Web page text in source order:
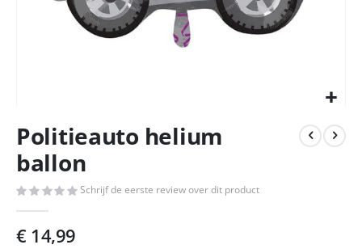
naar
het
begin
de
afbeeldingen-
gallerij
Politieauto helium
ballon
Schrijf de eerste review over dit product
€ 14,99